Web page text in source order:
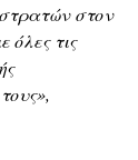
στον
όλες τις